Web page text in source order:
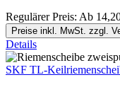
Regulärer Preis: Ab
Preise inkl. MwSt. zzgl.
Details
SKF TL-